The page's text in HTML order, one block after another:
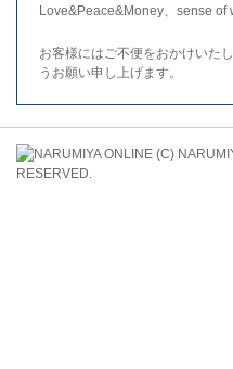
Love&Peace&Money、sense of
お客様にはご不便をおかけいた
うお願い申し上げます。